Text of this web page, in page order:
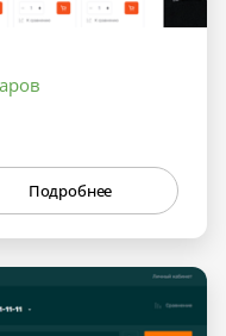
Подробнее